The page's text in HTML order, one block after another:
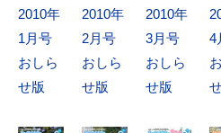
2010年
1月号
おしら
せ版
2010年
2月号
おしら
せ版
2010年
3月号
おしら
せ版
4